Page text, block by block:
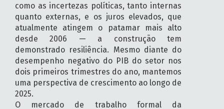
como as incertezas políticas, tanto internas
quanto externas, e os juros elevados, que
atualmente atingem o patamar mais alto
desde 2006 — a construção tem
demonstrado resiliência. Mesmo diante do
desempenho negativo do PIB do setor nos
dois primeiros trimestres do ano, mantemos
uma perspectiva de crescimento ao longo de
2025.
O mercado de trabalho formal da